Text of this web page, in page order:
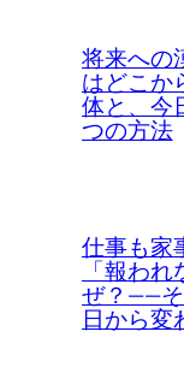
将来への
はどこか
体と、今
つの方法
仕事も家
「報わ
ぜ？——
日から変